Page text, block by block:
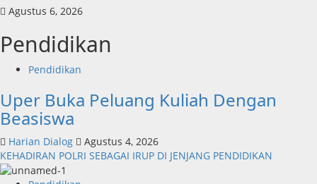
Agustus 6, 2026
Pendidikan
Pendidikan
Uper Buka Peluang Kuliah Dengan
Beasiswa
Harian Dialog
Agustus 4, 2026
KEHADIRAN POLRI SEBAGAI IRUP DI JENJANG PENDIDIKAN